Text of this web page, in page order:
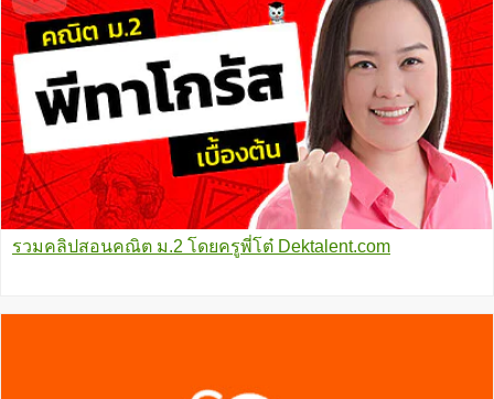
รวมคลิปสอนคณิต ม.2 โดยครูพี่โต๋ Dektalent.com